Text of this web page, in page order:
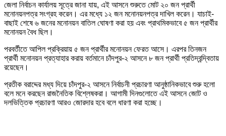
জেলা নির্বাচন কার্যালয় সূত্রে জানা যায়, এই আসনে শুরুতে মোট ২০ জন প্রার্থী
মনোনয়নপত্র সংগ্রহ করেন। এর মধ্যে ১২ জন মনোনয়নপত্র দাখিল করেন। যাচাই-
বাছাই শেষে ৬ জনের মনোনয়ন বাতিল ঘোষণা করা হয় এবং প্রাথমিকভাবে ৫ জন প্রার্থীর
মনোনয়ন বৈধ ছিল।
পরবর্তীতে আপিল প্রক্রিয়ায় ৫ জন প্রার্থীর মনোনয়ন ফেরত আসে। এরপর তিনজন
প্রার্থী মনোনয়ন প্রত্যাহার করায় বর্তমানে চাঁদপুর-২ আসনে ৮ জন প্রার্থী প্রতিদ্বন্দ্বিতায়
রয়েছেন।
প্রতীক বরাদ্দের মধ্য দিয়ে চাঁদপুর-২ আসনে নির্বাচনী প্রচারণা আনুষ্ঠানিকভাবে শুরু হলো
বলে মনে করছেন রাজনৈতিক বিশ্লেষকরা। আগামী দিনগুলোতে এই আসনে জোট ও
দলভিত্তিক প্রচারণা আরও জোরদার হবে বলে ধারণা করা হচ্ছে।